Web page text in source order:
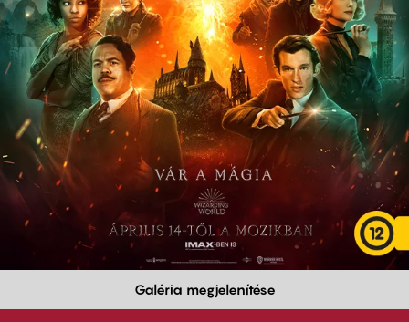
Galéria megjelenítése